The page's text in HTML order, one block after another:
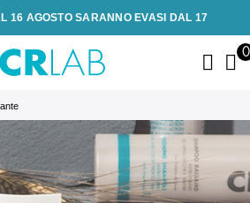
16 AGOSTO SARANNO EVASI DAL 17